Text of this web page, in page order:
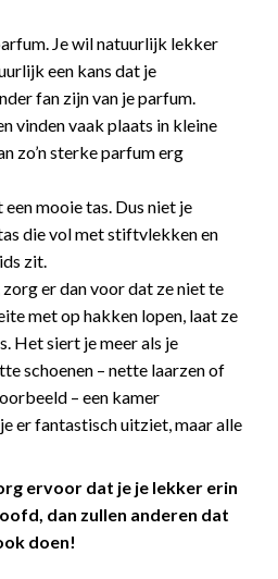
Je wil natuurlijk lekker
een kans dat je
fan zijn van je parfum.
vinden vaak plaats in kleine
zo’n sterke parfum erg
mooie tas. Dus niet je
die vol met stiftvlekken en
zit.
er dan voor dat ze niet te
met op hakken lopen, laat ze
Het siert je meer als je
schoenen – nette laarzen of
– een kamer
er fantastisch uitziet, maar alle
ervoor dat je je lekker erin
dan zullen anderen dat
doen!